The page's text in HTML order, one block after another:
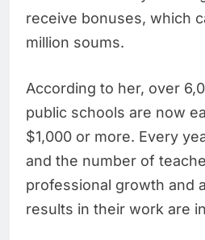
receive bonuses, which
million soums.
According to her, over
public schools are now
$1,000 or more. Every
and the number of
professional growth and
results in their work are